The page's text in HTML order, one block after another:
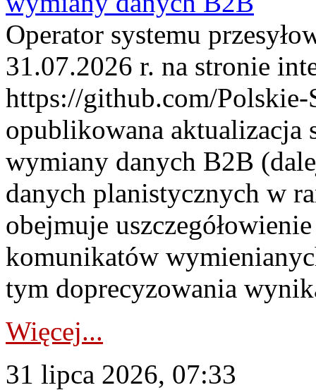
Operator systemu
31.07.2026 r. na stronie
https://github.com/Polskie-
opublikowana aktualizacja
wymiany danych B2B
danych planistycznych w
obejmuje
komunikatów
tym doprecyzowania
Więcej...
31 lipca 2026, 07:33